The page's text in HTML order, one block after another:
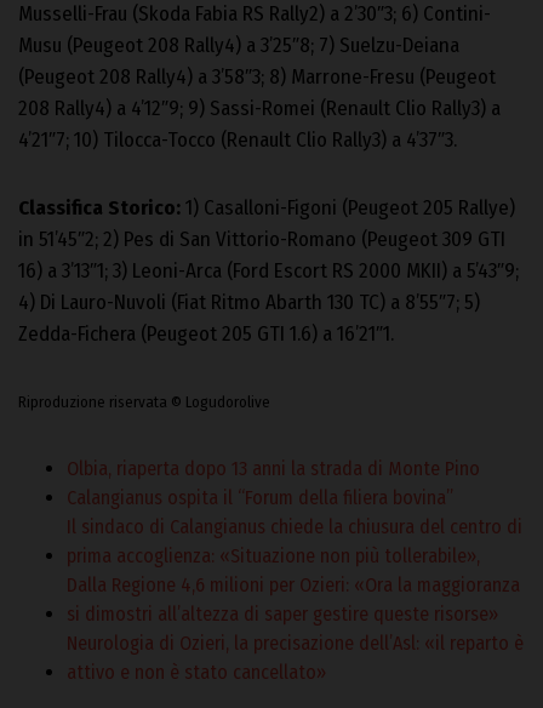
Musselli-Frau (Skoda Fabia RS Rally2) a 2’30″3; 6) Contini-
Musu (Peugeot 208 Rally4) a 3’25″8; 7) Suelzu-Deiana
(Peugeot 208 Rally4) a 3’58″3; 8) Marrone-Fresu (Peugeot
208 Rally4) a 4’12″9; 9) Sassi-Romei (Renault Clio Rally3) a
4’21″7; 10) Tilocca-Tocco (Renault Clio Rally3) a 4’37″3.
Classifica Storico:1) Casalloni-Figoni (Peugeot 205 Rallye)
in 51’45″2; 2) Pes di San Vittorio-Romano (Peugeot 309 GTI
16) a 3’13″1; 3) Leoni-Arca (Ford Escort RS 2000 MKII) a 5’43″9;
4) Di Lauro-Nuvoli (Fiat Ritmo Abarth 130 TC) a 8’55″7; 5)
Zedda-Fichera (Peugeot 205 GTI 1.6) a 16’21″1.
Riproduzione riservata © Logudorolive
Olbia, riaperta dopo 13 anni la strada di Monte Pino
Calangianus ospita il “Forum della filiera bovina”
Il sindaco di Calangianus chiede la chiusura del centro di
prima accoglienza: «Situazione non più tollerabile»,
Dalla Regione 4,6 milioni per Ozieri: «Ora la maggioranza
si dimostri all’altezza di saper gestire queste risorse»
Neurologia di Ozieri, la precisazione dell’Asl: «il reparto è
attivo e non è stato cancellato»